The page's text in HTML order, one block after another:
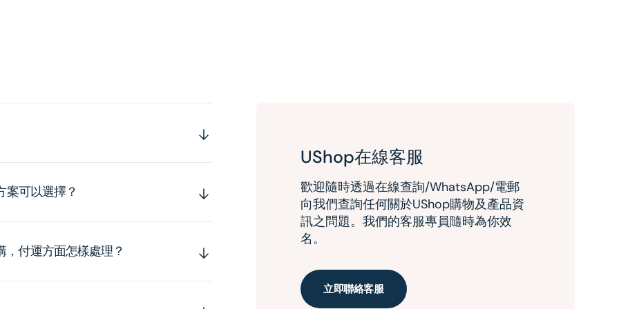
案可以選擇？
付運方面怎樣處理？
UShop在線客服
歡迎隨時透過在線查詢/WhatsApp/電郵
向我們查詢任何關於UShop購物及產品資
訊之問題。我們的客服專員隨時為你效
名。
立即聯絡客服